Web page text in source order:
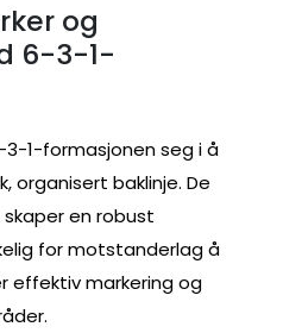
og
6-3-1-
1-formasjonen seg i å
organisert baklinje. De
en robust
for motstanderlag å
effektiv markering og